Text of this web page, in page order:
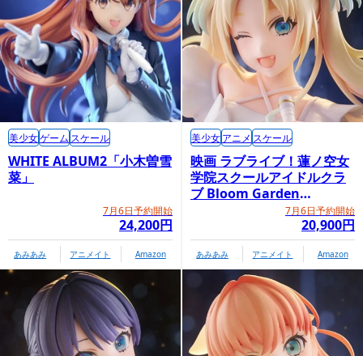
WHITE ALBUM2「小木曽雪
菜」
7月6日予約開始
24,200円
美少女ゲーム スケール
あみあみ アニメイト Amazon
映画 ラブライブ！蓮ノ空女
学院スクールアイドルクラ
ブ Bloom Garden
Party「大沢瑠璃乃」7月6日予約開始
20,900円
美少女アニメ スケール
あみあみ アニメイト Amazon